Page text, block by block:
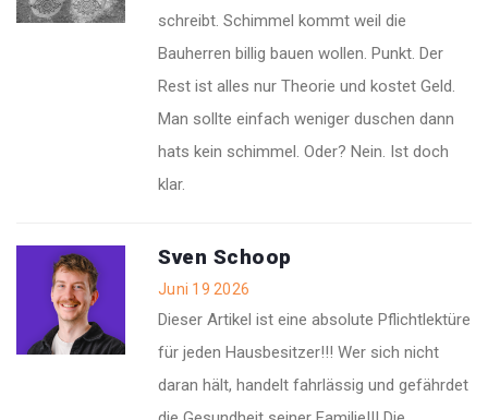
schreibt. Schimmel kommt weil die
Bauherren billig bauen wollen. Punkt. Der
Rest ist alles nur Theorie und kostet Geld.
Man sollte einfach weniger duschen dann
hats kein schimmel. Oder? Nein. Ist doch
klar.
Sven Schoop
Juni 19 2026
Dieser Artikel ist eine absolute Pflichtlektüre
für jeden Hausbesitzer!!! Wer sich nicht
daran hält, handelt fahrlässig und gefährdet